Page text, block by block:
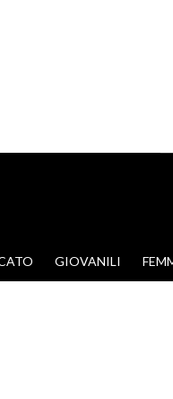
GIOVANILI